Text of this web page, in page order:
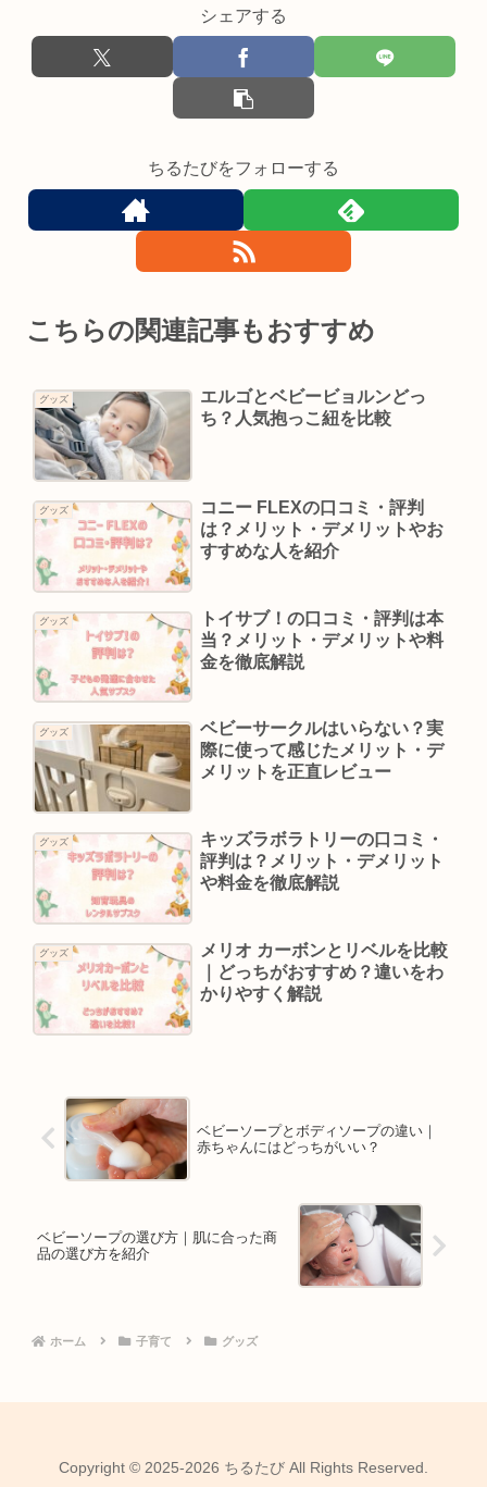
シェアする
ちるたびをフォローする
こちらの関連記事もおすすめ
グッズ
エルゴとベビービョルンどっ
ち？人気抱っこ紐を比較
グッズ
コニー FLEXの口コミ・評判
は？メリット・デメリットやお
すすめな人を紹介
グッズ
トイサブ！の口コミ・評判は本
当？メリット・デメリットや料
金を徹底解説
グッズ
ベビーサークルはいらない？実
際に使って感じたメリット・デ
メリットを正直レビュー
グッズ
キッズラボラトリーの口コミ・
評判は？メリット・デメリット
や料金を徹底解説
グッズ
メリオ カーボンとリベルを比較
｜どっちがおすすめ？違いをわ
かりやすく解説
ベビーソープとボディソープの違い｜
赤ちゃんにはどっちがいい？
ベビーソープの選び方｜肌に合った商
品の選び方を紹介
ホーム 子育て グッズ
Copyright © 2025-2026 ちるたび All Rights Reserved.